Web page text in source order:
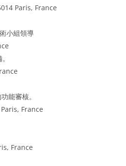
Paris, France
小組領導
能審核。
France
France